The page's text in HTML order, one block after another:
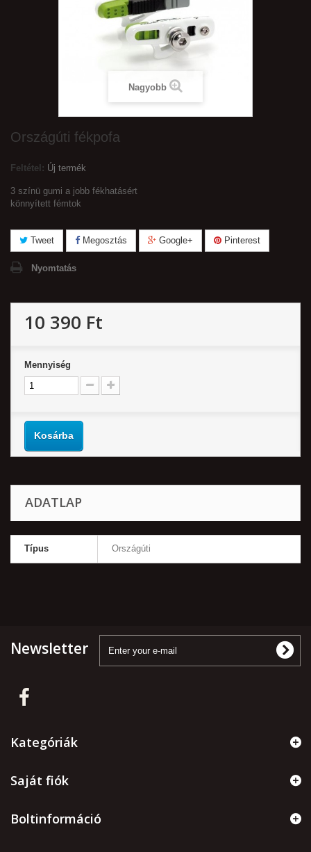
Nagyobb
Országúti fékpofa
Feltétel: Új termék
3 színü gumi a jobb fékhatásért
könnyített fémtok
Tweet Megosztás Google+ Pinterest
Nyomtatás
10 390 Ft‎
Mennyiség
Kosárba
ADATLAP
Típus Országúti
Newsletter
Kategóriák
Saját fiók
Boltinformáció